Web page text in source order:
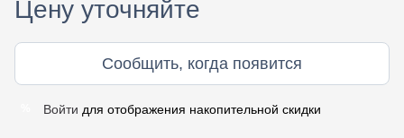
Цену уточняйте
Сообщить, когда появится
Войти для отображения накопительной скидки